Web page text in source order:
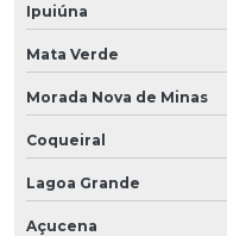
Ipuiúna
Mata Verde
Morada Nova de Minas
Coqueiral
Lagoa Grande
Açucena